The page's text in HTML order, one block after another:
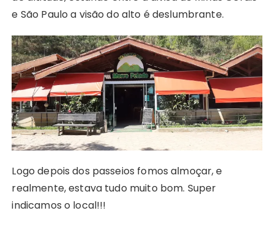
e São Paulo a visão do alto é deslumbrante.
Logo depois dos passeios fomos almoçar, e
realmente, estava tudo muito bom. Super
indicamos o local!!!